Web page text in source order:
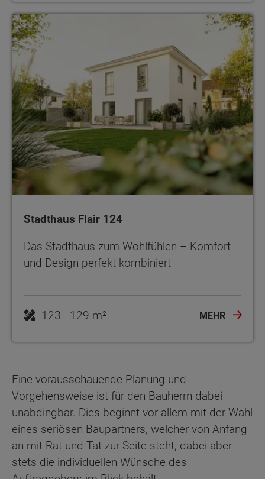
Stadthaus Flair 124
Das Stadthaus zum Wohlfühlen – Komfort
und Design perfekt kombiniert
123 - 129 m² MEHR
Eine vorausschauende Planung und
Vorgehensweise ist für den Bauherrn dabei
unabdingbar. Dies beginnt vor allem mit der Wahl
eines seriösen Baupartners, welcher von Anfang
an mit Rat und Tat zur Seite steht, dabei aber
stets die individuellen Wünsche des